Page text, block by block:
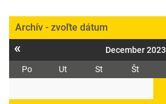
Archív - zvoľte dátum
« December 2023
Po Ut St Št